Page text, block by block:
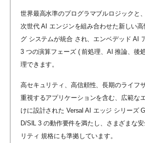
世界最高水準のプログラマブルロジックと
次世代 AI エンジンを組み合わせた新しい
グ システムが統合 され、エンベデッド AI
3 つの演算フェーズ ( 前処理、AI 推論、後
理できます。
高セキュリティ、高信頼性、長期のライフ
重視するアプリケーションを含む、広範な
けに設計された Versal AI エッジ シリーズ
D/SIL 3 の動作要件を満たし、さまざまな
リティ 規格にも準拠しています。